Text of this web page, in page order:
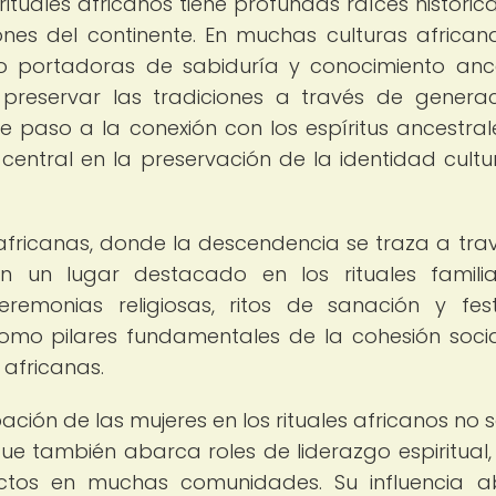
del continente. En muchas culturas
portadoras de sabiduría y conocimiento
las tradiciones a través de
paso a la conexión con los espíritus
en la preservación de la identidad
donde la descendencia se traza a
un lugar destacado en los rituales
religiosas, ritos de sanación y
pilares fundamentales de la cohesión
de las mujeres en los rituales africanos no
también abarca roles de liderazgo
en muchas comunidades. Su influencia